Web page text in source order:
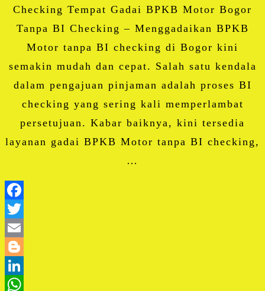
Checking Tempat Gadai BPKB Motor Bogor
Tanpa BI Checking – Menggadaikan BPKB
Motor tanpa BI checking di Bogor kini
semakin mudah dan cepat. Salah satu kendala
dalam pengajuan pinjaman adalah proses BI
checking yang sering kali memperlambat
persetujuan. Kabar baiknya, kini tersedia
layanan gadai BPKB Motor tanpa BI checking,
…